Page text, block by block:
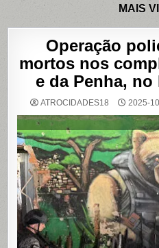
MAIS
Operação
mortos nos
e da Penha,
ATROCIDADES18 2025-